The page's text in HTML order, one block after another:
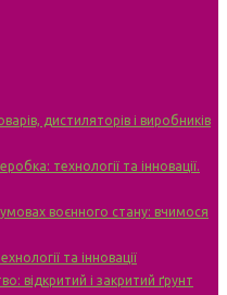
дистиляторів і виробників
технології та інновації.
воєнного стану: вчимося
та інновації
відкритий і закритий ґрунт